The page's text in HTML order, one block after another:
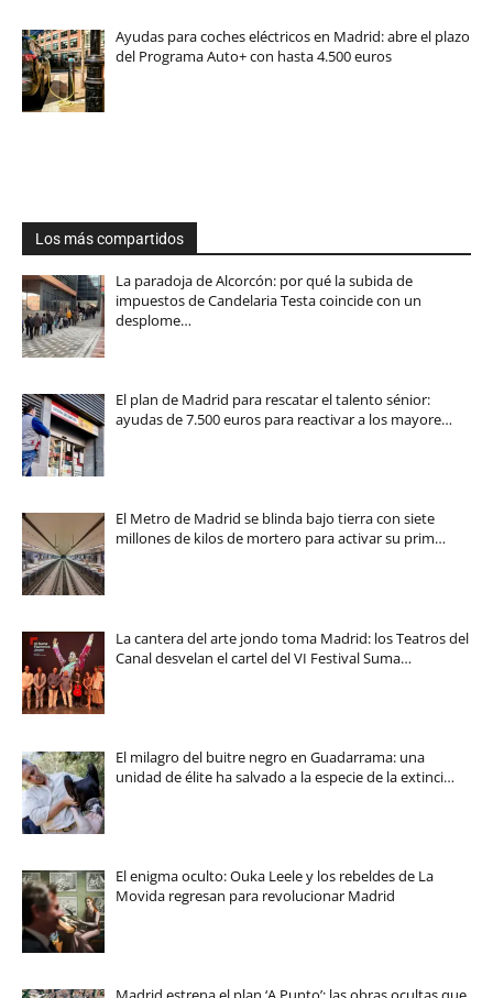
Ayudas para coches eléctricos en Madrid: abre el plazo
del Programa Auto+ con hasta 4.500 euros
Los más compartidos
La paradoja de Alcorcón: por qué la subida de
impuestos de Candelaria Testa coincide con un
desplome…
El plan de Madrid para rescatar el talento sénior:
ayudas de 7.500 euros para reactivar a los mayore…
El Metro de Madrid se blinda bajo tierra con siete
millones de kilos de mortero para activar su prim…
La cantera del arte jondo toma Madrid: los Teatros del
Canal desvelan el cartel del VI Festival Suma…
El milagro del buitre negro en Guadarrama: una
unidad de élite ha salvado a la especie de la extinci…
El enigma oculto: Ouka Leele y los rebeldes de La
Movida regresan para revolucionar Madrid